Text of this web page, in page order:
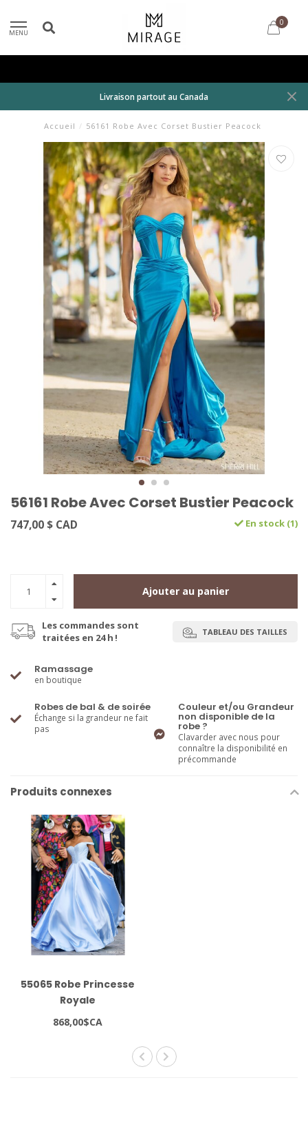
MENU
0
Livraison partout au Canada
Accueil / 56161 Robe Avec Corset Bustier Peacock
56161 Robe Avec Corset Bustier Peacock
747,00 $ CAD En stock (1)
Ajouter au panier
Les commandes sont
traitées en 24 h !
TABLEAU DES TAILLES
Ramassage
en boutique
Robes de bal & de soirée
Échange si la grandeur ne fait
pas
Couleur et/ou Grandeur
non disponible de la
robe ?
Clavarder avec nous pour
connaître la disponibilité en
précommande
Produits connexes
55065 Robe Princesse
Royale
868,00$CA